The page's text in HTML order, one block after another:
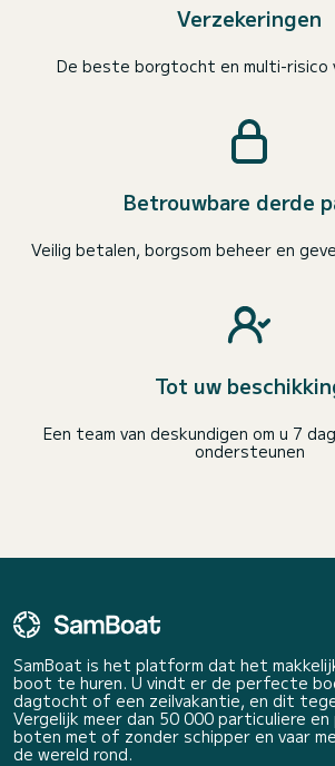
Verzekeringen
De beste borgtocht en multi-risico
Betrouwbare derde
Veilig betalen, borgsom beheer en
Tot uw
Een team van deskundigen om u 7
ondersteunen
SamBoat is het platform dat het
boot te huren. U vindt er de perfecte
dagtocht of een zeilvakantie, en dit
Vergelijk meer dan 50 000 particuliere
boten met of zonder schipper en vaar
de wereld rond.